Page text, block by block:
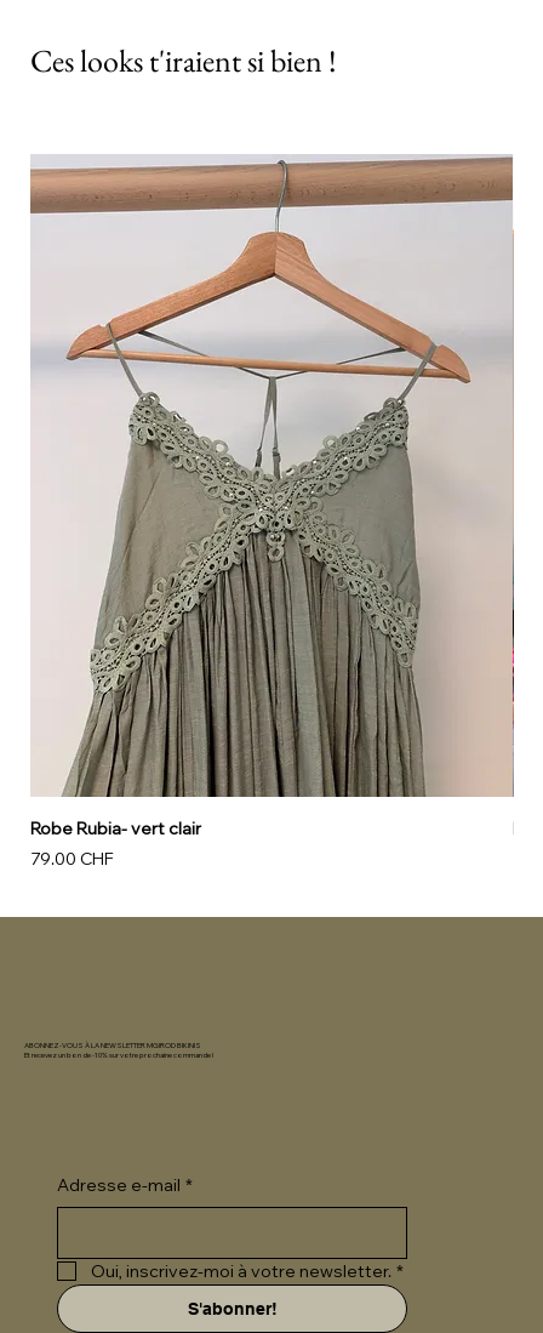
Ces looks t'iraient si bien !
Robe Rubia- vert clair
Prix
79.00 CHF
ABONNEZ-VOUS À LA NEWSLETTER MGIROD BIKINIS
Et recevez un bon de -10% sur votre prochaine commande !
Adresse e-mail *
Oui, inscrivez-moi à votre newsletter. *
S'abonner!